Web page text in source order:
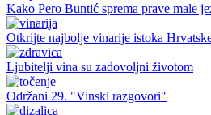
Kako Pero Buntić sprema prave male
Otkrijte najbolje vinarije istoka
Ljubitelji vina su zadovoljni životom
Održani 29. "Vinski razgovori"